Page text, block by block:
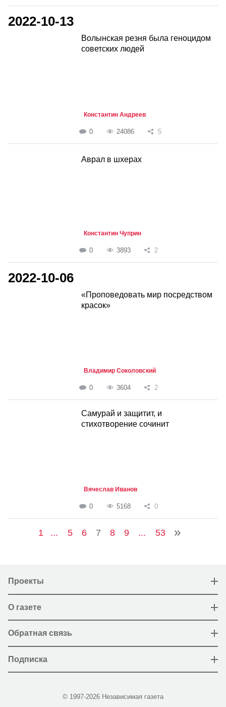
2022-10-13
Волынская резня была геноцидом
советских людей
Константин Андреев
0 24086 5
Аврал в шхерах
Константин Чуприн
0 3893 2
2022-10-06
«Проповедовать мир посредством
красок»
Владимир Соколовский
0 3604 2
Самурай и защитит, и
стихотворение сочинит
Вячеслав Иванов
0 5168 0
1 ... 5 6 7 8 9 ... 53
Проекты
О газете
Обратная связь
Подписка
© 1997-2026 Независимая газета